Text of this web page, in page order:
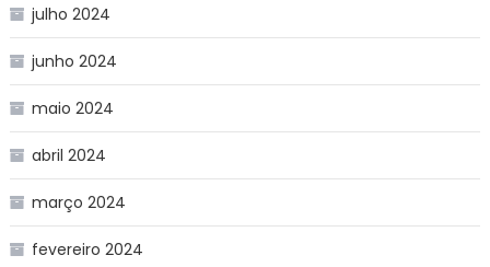
julho 2024
junho 2024
maio 2024
abril 2024
março 2024
fevereiro 2024